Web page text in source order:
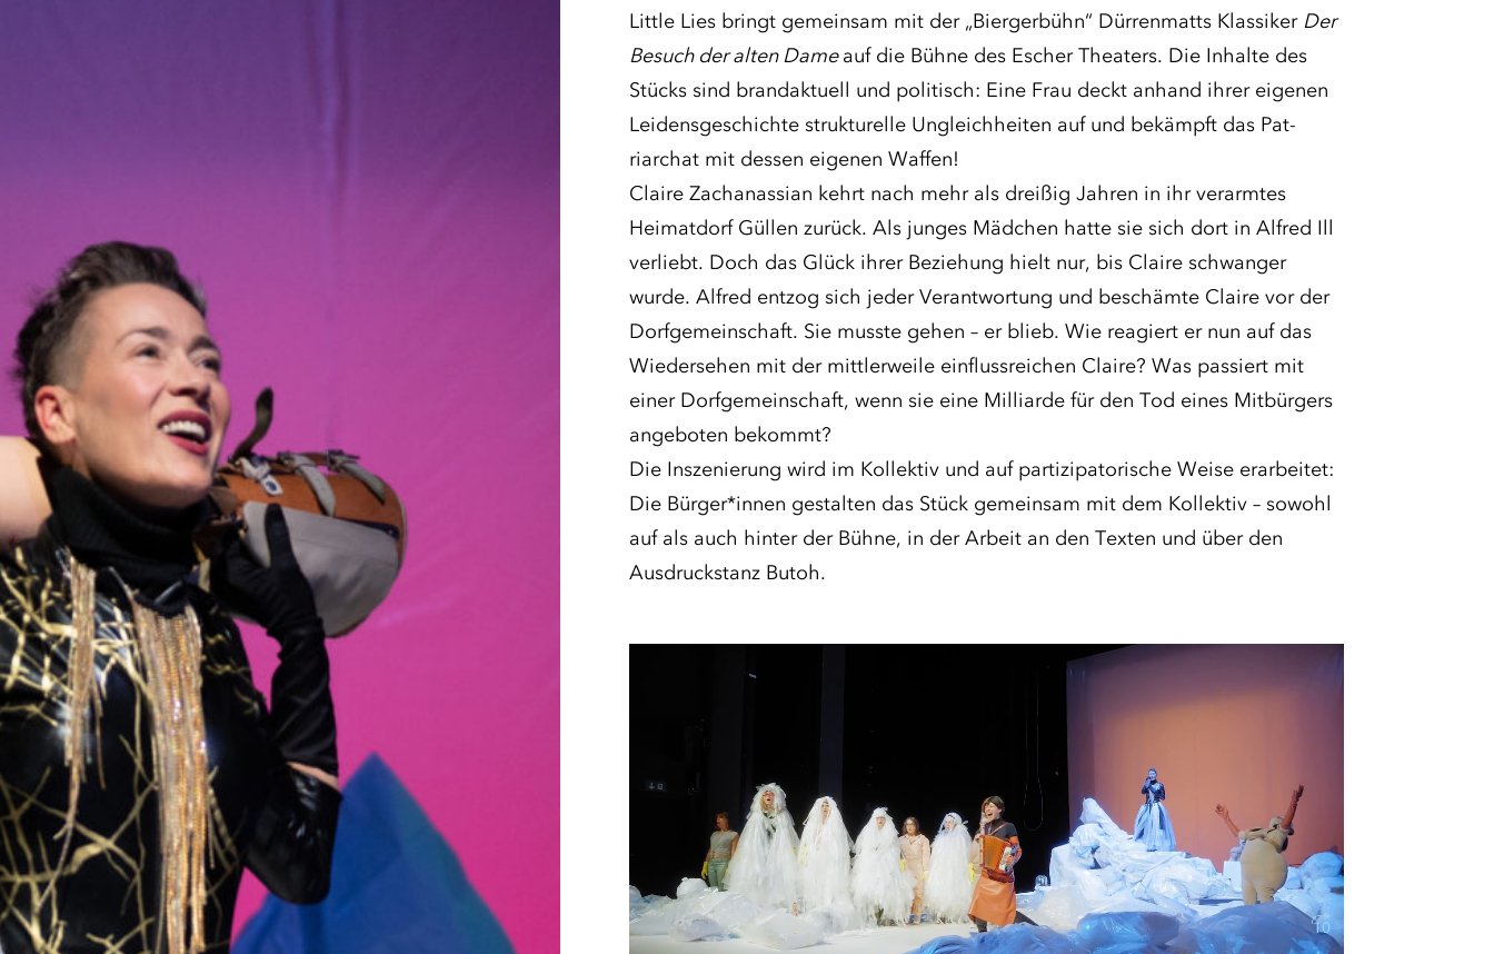
Little Lies bringt gemeinsam mit der „Biergerbühn“ Dürrenmatts Klassiker Der
Besuch der alten Dameauf die Bühne des Escher Theaters. Die Inhalte des
Stücks sind brandaktuell und politisch: Eine Frau deckt anhand ihrer eigenen
Leidensgeschichte strukturelle Ungleichheiten auf und bekämpft das Pat-
riarchat mit dessen eigenen Waffen!
Claire Zachanassian kehrt nach mehr als dreißig Jahren in ihr verarmtes
Heimatdorf Güllen zurück. Als junges Mädchen hatte sie sich dort in Alfred Ill
verliebt. Doch das Glück ihrer Beziehung hielt nur, bis Claire schwanger
wurde. Alfred entzog sich jeder Verantwortung und beschämte Claire vor der
Dorfgemeinschaft. Sie musste gehen – er blieb. Wie reagiert er nun auf das
Wiedersehen mit der mittlerweile einflussreichen Claire? Was passiert mit
einer Dorfgemeinschaft, wenn sie eine Milliarde für den Tod eines Mitbürgers
angeboten bekommt?
Die Inszenierung wird im Kollektiv und auf partizipatorische Weise erarbeitet:
Die Bürger*innen gestalten das Stück gemeinsam mit dem Kollektiv – sowohl
auf als auch hinter der Bühne, in der Arbeit an den Texten und über den
Ausdruckstanz Butoh.